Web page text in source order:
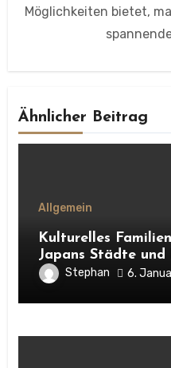
Möglichkeiten bietet,
Ähnlicher Beitrag
Allgemein
Kulturelles
Japans Städte
erlebenStephan 6.